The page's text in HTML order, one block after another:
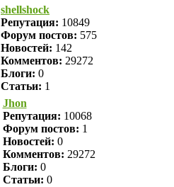
shellshock
Репутация: 10849
Форум постов: 575
Новостей: 142
Комментов: 29272
Блоги: 0
Статьи: 1
Jhon
Репутация: 10068
Форум постов: 1
Новостей: 0
Комментов: 29272
Блоги: 0
Статьи: 0